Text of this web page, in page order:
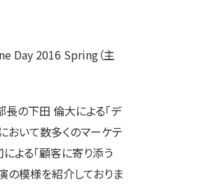
Day 2016 Spring（主
の下田 倫大による「デ
おいて数多くのマーケテ
よる「顧客に寄り添う
の模様を紹介しておりま